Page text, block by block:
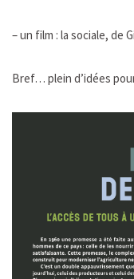
– un film : la sociale, de
Bref… plein d’idées